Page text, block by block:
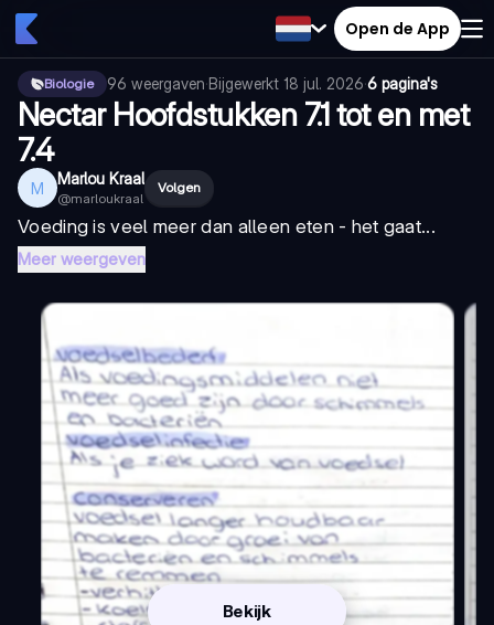
Open de App
Biologie 96 weergaven·Bijgewerkt 18 jul. 2026·6 pagina's
Nectar Hoofdstukken 7.1 tot en met
7.4
M Marlou Kraal
@marloukraal
Volgen
Voeding is veel meer dan alleen eten - het gaat...
Meer weergeven
Bekijk